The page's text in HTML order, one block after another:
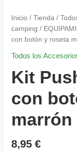
Inicio /Tienda /
camping /
con botón y roseta
Todos los
Kit
con
marrón
8,95€